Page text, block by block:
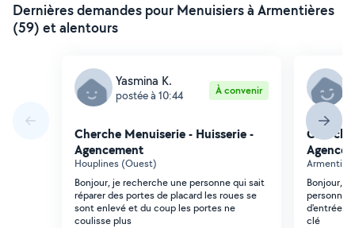
Dernières demandes pour Menuisiers à Armentières
(59) et alentours
Yasmina K.
postée à 10:44 À convenir
Cherche Menuiserie - Huisserie -
Agencement
Houplines (Ouest)
Bonjour, je recherche une personne qui sait
réparer des portes de placard les roues se
sont enlevé et du coup les portes ne
coulisse plus
Bonjour,
personne
d'entrée
clé